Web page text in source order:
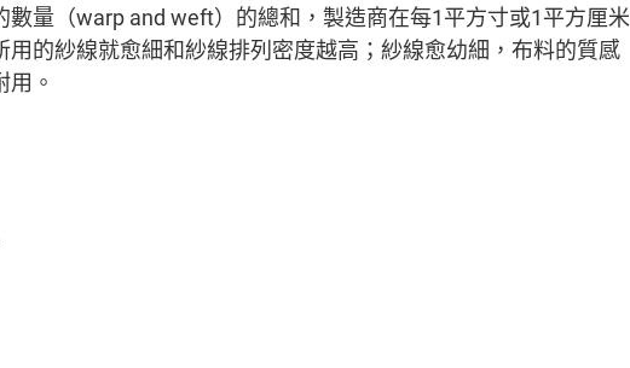
量（warp and weft）的總和，製造商在每1平方寸或1平方厘米
用的紗線就愈細和紗線排列密度越高；紗線愈幼細，布料的質感
。